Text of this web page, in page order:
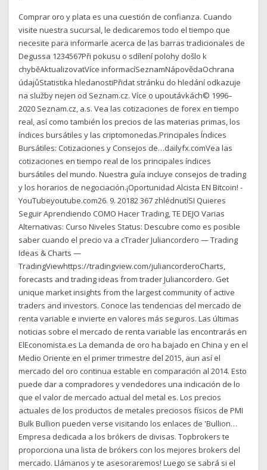
Comprar oro y plata es una cuestión de confianza. Cuando
visite nuestra sucursal, le dedicaremos todo el tiempo que
necesite para informarle acerca de las barras tradicionales de
Degussa 1234567Při pokusu o sdílení polohy došlo k
chyběAktualizovatVíce informacíSeznamNápovědaOchrana
údajůStatistika hledanostiPřidat stránku do hledání odkazuje
na služby nejen od Seznam.cz. Více o upoutávkách© 1996–
2020 Seznam.cz, a.s. Vea las cotizaciones de forex en tiempo
real, así como también los precios de las materias primas, los
índices bursátiles y las criptomonedas.Principales Índices
Bursátiles: Cotizaciones y Consejos de…dailyfx.comVea las
cotizaciones en tiempo real de los principales índices
bursátiles del mundo. Nuestra guía incluye consejos de trading
y los horarios de negociación.¡Oportunidad Alcista EN Bitcoin! -
YouTubeyoutube.com26. 9. 20182 367 zhlédnutíSI Quieres
Seguir Aprendiendo COMO Hacer Trading, TE DEJO Varias
Alternativas: Curso Niveles Status: Descubre como es posible
saber cuando el precio va a cTrader Juliancordero — Trading
Ideas & Charts —
TradingViewhttps://tradingview.com/juliancorderoCharts,
forecasts and trading ideas from trader Juliancordero. Get
unique market insights from the largest community of active
traders and investors. Conoce las tendencias del mercado de
renta variable e invierte en valores más seguros. Las últimas
noticias sobre el mercado de renta variable las encontrarás en
ElEconomista.es La demanda de oro ha bajado en China y en el
Medio Oriente en el primer trimestre del 2015, aun así el
mercado del oro continua estable en comparación al 2014. Esto
puede dar a compradores y vendedores una indicación de lo
que el valor de mercado actual del metal es. Los precios
actuales de los productos de metales preciosos físicos de PMI
Bulk Bullion pueden verse visitando los enlaces de 'Bullion…
Empresa dedicada a los brókers de divisas. Topbrokers te
proporciona una lista de brókers con los mejores brokers del
mercado. Llámanos y te asesoraremos! Luego se sabrá si el